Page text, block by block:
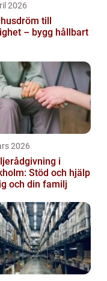
2026
till
– bygg hållbart
2026
i
Stöd och hjälp
och din familj